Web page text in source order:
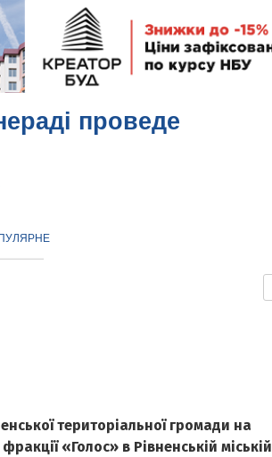
проведе
територіальної громади на
«Голос» в Рівненській міській